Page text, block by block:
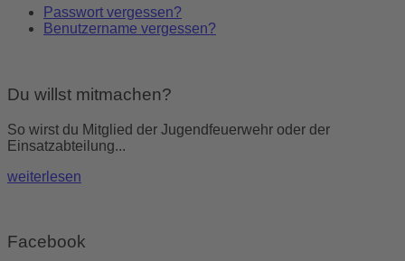
Passwort vergessen?
Benutzername vergessen?
Du willst mitmachen?
So wirst du Mitglied der Jugendfeuerwehr oder der
Einsatzabteilung...
weiterlesen
Facebook